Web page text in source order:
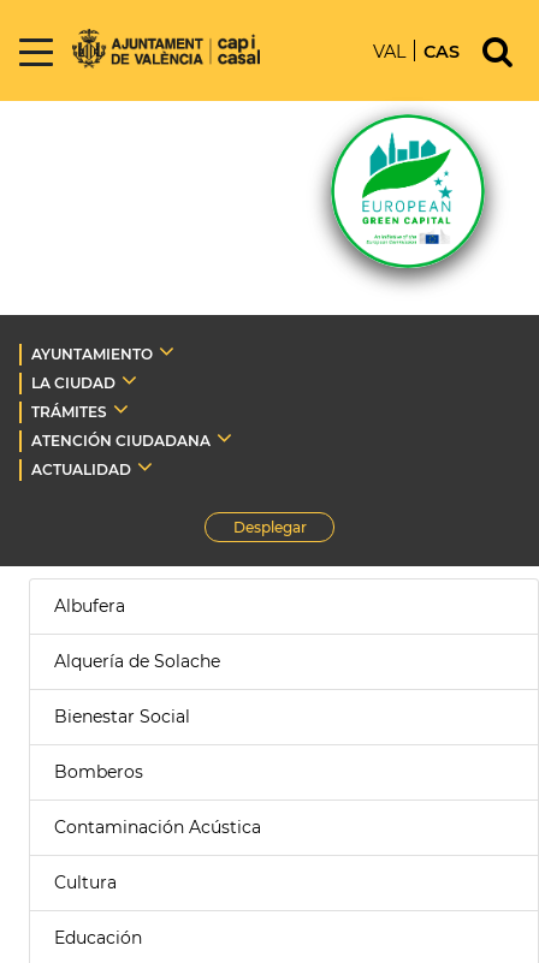
VAL CAS
AYUNTAMIENTO
LA CIUDAD
TRÁMITES
ATENCIÓN CIUDADANA
ACTUALIDAD
Desplegar
Albufera
Alquería de Solache
Bienestar Social
Bomberos
Contaminación Acústica
Cultura
Educación